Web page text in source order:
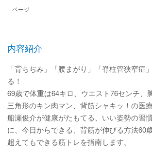
ページ
内容紹介
「背ちぢみ」「腰まがり」「脊柱管狭窄症
る！
69歳で体重は64キロ、ウエスト76センチ、
三角形のキン肉マン、背筋シャキッ！の医
船瀬俊介が健康がたもてる、いい姿勢の習
に、今日からできる、背筋が伸びる方法60
超えてもできる筋トレを指南します。